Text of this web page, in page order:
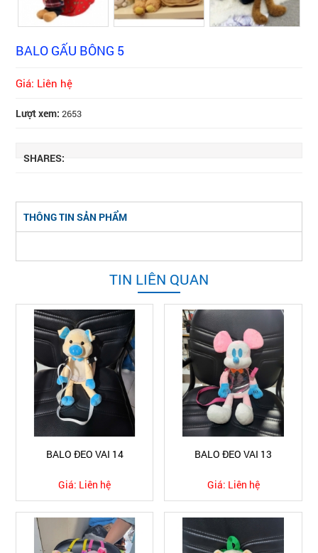
BALO GẤU BÔNG 5
Giá: Liên hệ
Lượt xem: 2653
SHARES:
THÔNG TIN SẢN PHẨM
TIN LIÊN QUAN
BALO ĐEO VAI 14
Giá: Liên hệ
BALO ĐEO VAI 13
Giá: Liên hệ